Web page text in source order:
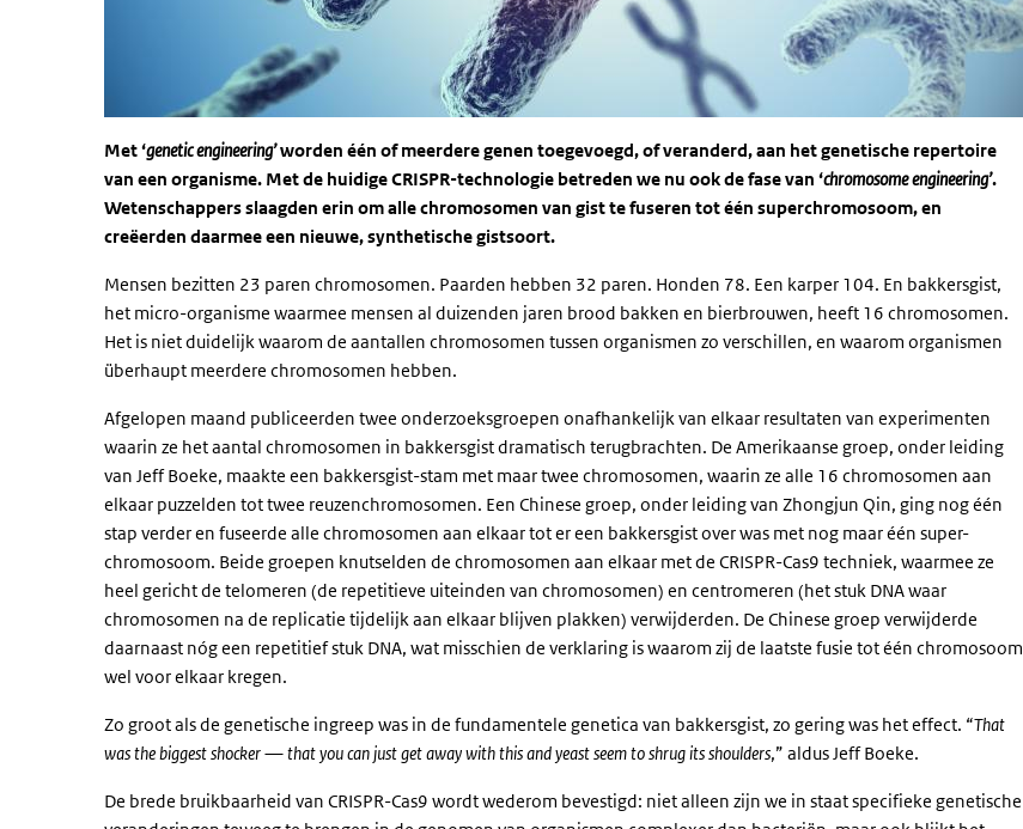
Met ‘genetic engineering’worden één of meerdere genen toegevoegd, of veranderd, aan het genetische repertoire
van een organisme. Met de huidige CRISPR-technologie betreden we nu ook de fase van ‘chromosome engineering’.
Wetenschappers slaagden erin om alle chromosomen van gist te fuseren tot één superchromosoom, en
creëerden daarmee een nieuwe, synthetische gistsoort.
Mensen bezitten 23 paren chromosomen. Paarden hebben 32 paren. Honden 78. Een karper 104. En bakkersgist,
het micro-organisme waarmee mensen al duizenden jaren brood bakken en bierbrouwen, heeft 16 chromosomen.
Het is niet duidelijk waarom de aantallen chromosomen tussen organismen zo verschillen, en waarom organismen
überhaupt meerdere chromosomen hebben.
Afgelopen maand publiceerden twee onderzoeksgroepen onafhankelijk van elkaar resultaten van experimenten
waarin ze het aantal chromosomen in bakkersgist dramatisch terugbrachten. De Amerikaanse groep, onder leiding
van Jeff Boeke, maakte een bakkersgist-stam met maar twee chromosomen, waarin ze alle 16 chromosomen aan
elkaar puzzelden tot twee reuzenchromosomen. Een Chinese groep, onder leiding van Zhongjun Qin, ging nog één
stap verder en fuseerde alle chromosomen aan elkaar tot er een bakkersgist over was met nog maar één super-
chromosoom. Beide groepen knutselden de chromosomen aan elkaar met de CRISPR-Cas9 techniek, waarmee ze
heel gericht de telomeren (de repetitieve uiteinden van chromosomen) en centromeren (het stuk DNA waar
chromosomen na de replicatie tijdelijk aan elkaar blijven plakken) verwijderden. De Chinese groep verwijderde
daarnaast nóg een repetitief stuk DNA, wat misschien de verklaring is waarom zij de laatste fusie tot één chromosoom
wel voor elkaar kregen.
Zo groot als de genetische ingreep was in de fundamentele genetica van bakkersgist, zo gering was het effect. “That
was the biggest shocker — that you can just get away with this and yeast seem to shrug its shoulders,” aldus Jeff Boeke.
De brede bruikbaarheid van CRISPR-Cas9 wordt wederom bevestigd: niet alleen zijn we in staat specifieke genetische